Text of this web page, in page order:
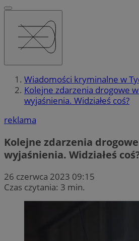
Wiadomości kryminalne w
Kolejne zdarzenia drogowe
wyjaśnienia. Widziałeś coś?
reklama
Kolejne zdarzenia
wyjaśnienia. Widziałeś
26 czerwca 2023 09:15
Czas czytania: 3 min.